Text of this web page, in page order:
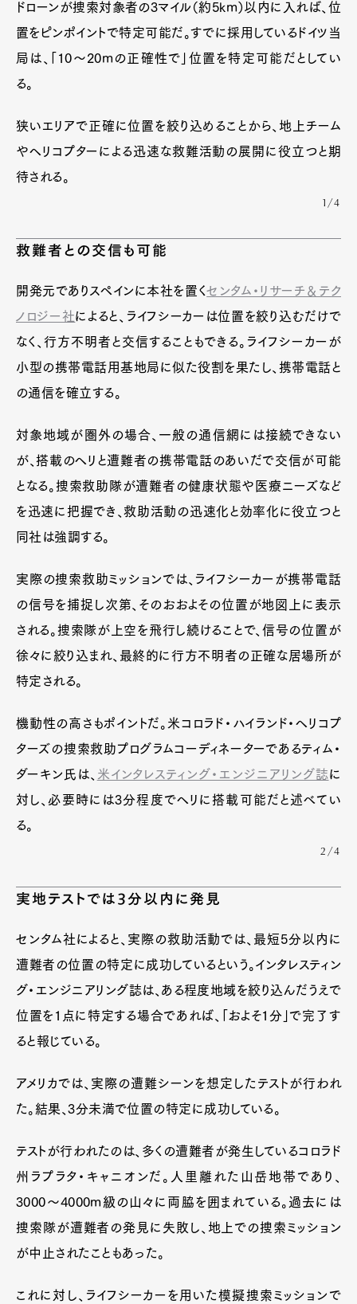
ドローンが捜索対象者の3マイル（約5km）以内に入れば、位
置をピンポイントで特定可能だ。すでに採用しているドイツ当
局は、「10〜20mの正確性で」位置を特定可能だとしてい
る。
狭いエリアで正確に位置を絞り込めることから、地上チーム
やヘリコプターによる迅速な救難活動の展開に役立つと期
待される。
1/4
救難者との交信も可能
開発元でありスペインに本社を置くセンタム・リサーチ＆テク
ノロジー社によると、ライフシーカーは位置を絞り込むだけで
なく、行方不明者と交信することもできる。ライフシーカーが
小型の携帯電話用基地局に似た役割を果たし、携帯電話と
の通信を確立する。
対象地域が圏外の場合、一般の通信網には接続できない
が、搭載のヘリと遭難者の携帯電話のあいだで交信が可能
となる。捜索救助隊が遭難者の健康状態や医療ニーズなど
を迅速に把握でき、救助活動の迅速化と効率化に役立つと
同社は強調する。
実際の捜索救助ミッションでは、ライフシーカーが携帯電話
の信号を捕捉し次第、そのおおよその位置が地図上に表示
される。捜索隊が上空を飛行し続けることで、信号の位置が
徐々に絞り込まれ、最終的に行方不明者の正確な居場所が
特定される。
機動性の高さもポイントだ。米コロラド・ハイランド・ヘリコプ
ターズの捜索救助プログラムコーディネーターであるティム・
ダーキン氏は、 米インタレスティング・エンジニアリング誌に
対し、必要時には3分程度でヘリに搭載可能だと述べてい
る。
2/4
実地テストでは3分以内に発見
センタム社によると、実際の救助活動では、最短5分以内に
遭難者の位置の特定に成功しているという。インタレスティン
グ・エンジニアリング誌は、ある程度地域を絞り込んだうえで
位置を1点に特定する場合であれば、「およそ1分」で完了す
ると報じている。
アメリカでは、実際の遭難シーンを想定したテストが行われ
た。結果、3分未満で位置の特定に成功している。
テストが行われたのは、多くの遭難者が発生しているコロラド
州ラプラタ・キャニオンだ。人里離れた山岳地帯であり、
3000〜4000m級の山々に両脇を囲まれている。過去には
捜索隊が遭難者の発見に失敗し、地上での捜索ミッション
が中止されたこともあった。
これに対し、ライフシーカーを用いた模擬捜索ミッションで